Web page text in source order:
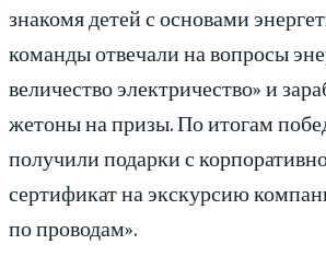
знакомя детей с основами
команды отвечали на вопросы
величество электричество» и
жетоны на призы. По итогам
получили подарки с
сертификат на экскурсию
по проводам».